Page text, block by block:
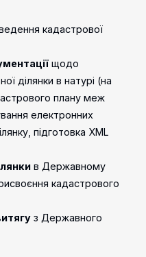
кадастрової
щодо
ділянки в натурі (на
плану меж
електронних
підготовка XML
в Державному
кадастрового
з Державного